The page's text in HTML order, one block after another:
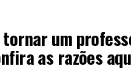
tornar um
as razões